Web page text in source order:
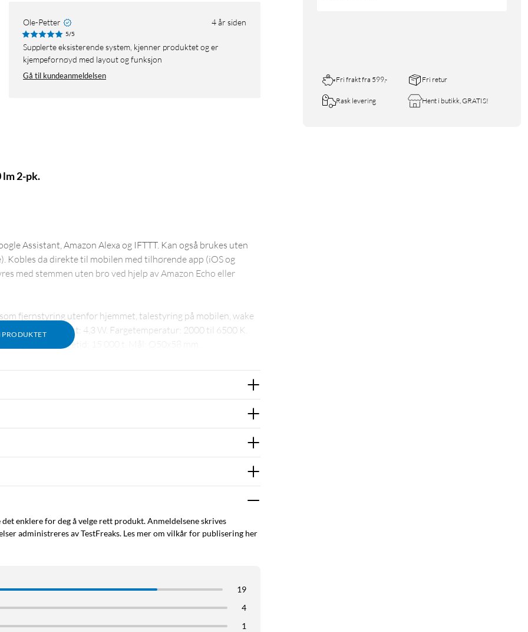
Fri frakt fra 599,- Fri retur
Rask levering Hent i butikk, GRATIS!
Ole-Petter 4 år siden
5/5
Supplerte eksisterende system, kjenner produktet og er
kjempefornøyd med layout og funksjon
Gå til kundeanmeldelsen
lm 2-pk.
PRODUKTET
Assistant, Amazon Alexa og IFTTT. Kan også brukes uten
da direkte til mobilen med tilhørende app (iOS og
med stemmen uten bro ved hjelp av Amazon Echo eller
fjernstyring utenfor hjemmet, talestyring på mobilen, wake
lamper. Effekt: 4,3 W. Fargetemperatur: 2000 til 6500 K.
230 V. Levetid: 15 000 t. Mål: Ø50x58 mm.
enklere for deg å velge rett produkt. Anmeldelsene skrives
administreres av TestFreaks. Les mer om vilkår for publisering her
19
4
1